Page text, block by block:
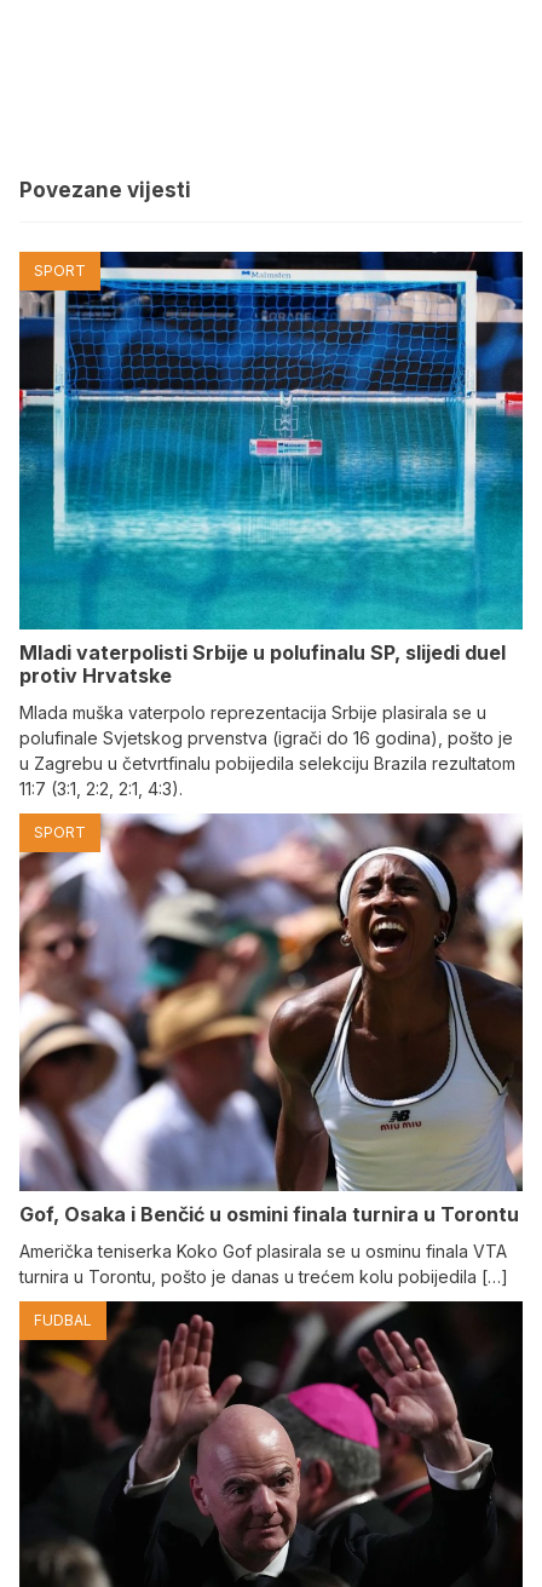
Povezane vijesti
SPORT
Mladi vaterpolisti Srbije u polufinalu SP, slijedi duel
protiv Hrvatske
Mlada muška vaterpolo reprezentacija Srbije plasirala se u
polufinale Svjetskog prvenstva (igrači do 16 godina), pošto je
u Zagrebu u četvrtfinalu pobijedila selekciju Brazila rezultatom
11:7 (3:1, 2:2, 2:1, 4:3).
SPORT
Gof, Osaka i Benčić u osmini finala turnira u Torontu
Američka teniserka Koko Gof plasirala se u osminu finala VTA
turnira u Torontu, pošto je danas u trećem kolu pobijedila […]
FUDBAL